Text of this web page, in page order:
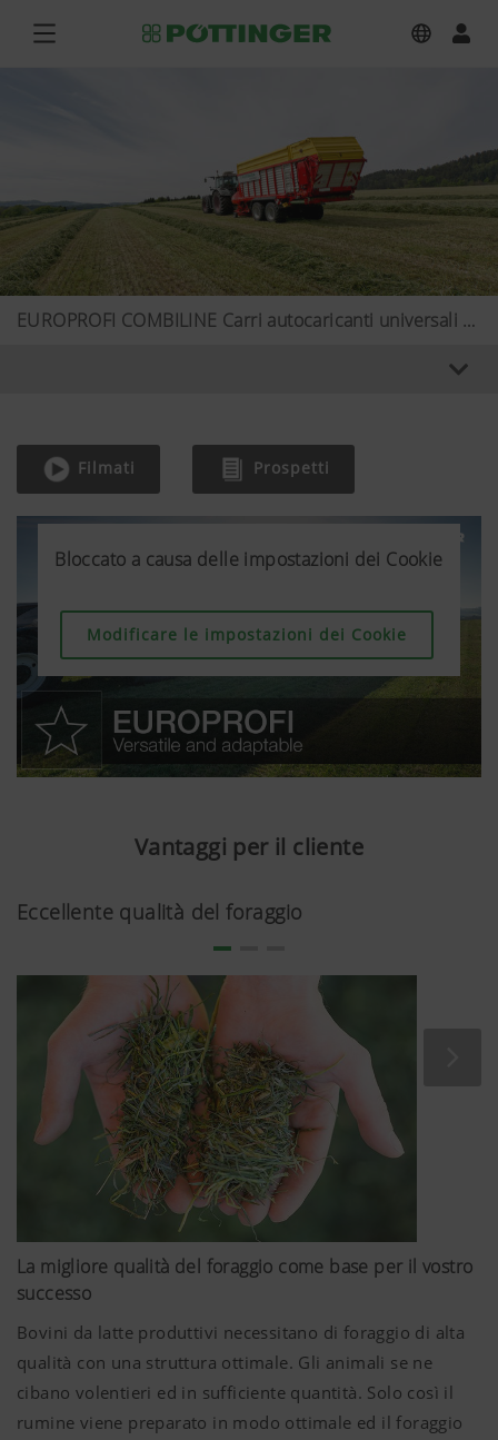
EUROPROFI COMBILINE Carri autocaricanti universali con rotore di carico
Filmati Prospetti
Bloccato a causa delle impostazioni dei Cookie
Modificare le impostazioni dei Cookie
Bloccato a causa delle impostazioni dei Cookie
Modificare le impostazioni dei Cookie
Bloccato a causa delle impostazioni dei Cookie
Modificare le impostazioni dei Cookie
Vantaggi per il cliente
Eccellente qualità del foraggio
La migliore qualità del foraggio come base per il vostro
successo
Bovini da latte produttivi necessitano di foraggio di alta
qualità con una struttura ottimale. Gli animali se ne
cibano volentieri ed in sufficiente quantità. Solo così il
rumine viene preparato in modo ottimale ed il foraggio